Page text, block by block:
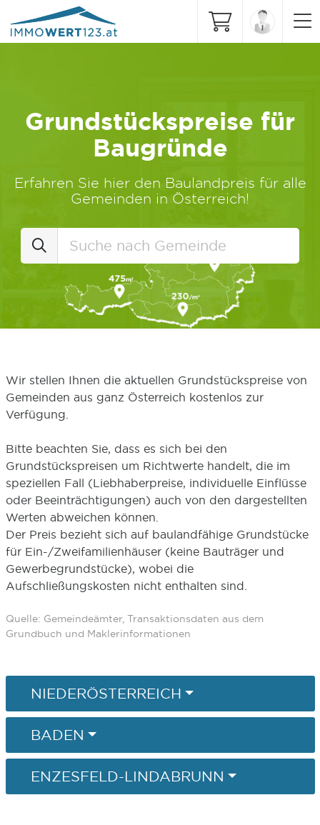
Grundstückspreise für
Baugründe
Erfahren Sie hier den Baulandpreis für alle
Gemeinden in Österreich!
Wir stellen Ihnen die aktuellen Grundstückspreise von
Gemeinden aus ganz Österreich kostenlos zur
Verfügung.
Bitte beachten Sie, dass es sich bei den
Grundstückspreisen um Richtwerte handelt, die im
speziellen Fall (Liebhaberpreise, individuelle Einflüsse
oder Beeinträchtigungen) auch von den dargestellten
Werten abweichen können.
Der Preis bezieht sich auf baulandfähige Grundstücke
für Ein-/Zweifamilienhäuser (keine Bauträger und
Gewerbegrundstücke), wobei die
Aufschließungskosten nicht enthalten sind.
Quelle: Gemeindeämter, Transaktionsdaten aus dem
Grundbuch und Maklerinformationen
NIEDERÖSTERREICH
BADEN
ENZESFELD-LINDABRUNN